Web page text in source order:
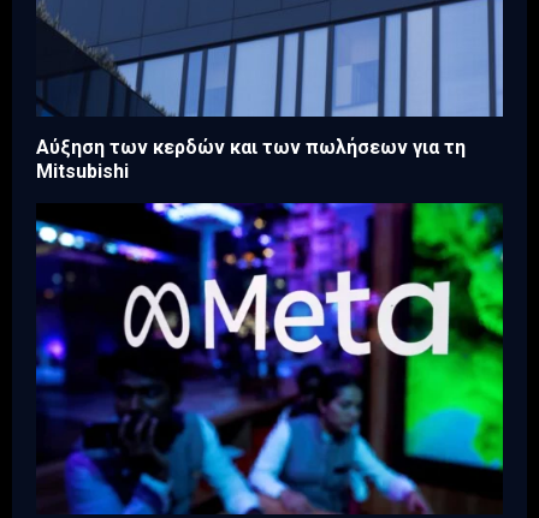
Aύξηση των κερδών και των πωλήσεων για τη
Mitsubishi